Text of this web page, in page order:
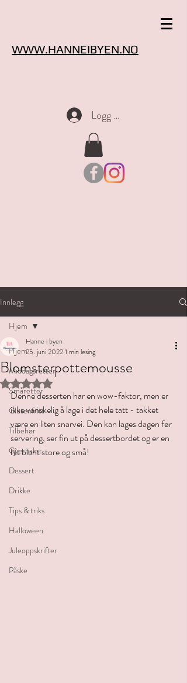
WWW.HANNEIBYEN.NO
Logg inn
Innlegg
Hjem
Middagsretter
Småretter
Glutenfritt
Tilbehør
Gjærbakst
Dessert
Drikke
Tips & triks
Halloween
Juleoppskrifter
Påske
Hjem
Blomsterpottemousse
Hanne i byen
25. juni 20221 min lesing
Gitt NaN av 5 stjerner.
Denne desserten har en wow-faktor, men er
ikke vanskelig å lage i det hele tatt - takket
være en liten snarvei. Den kan lages dagen før
servering, ser fin ut på dessertbordet og er en
hit blant store og små!